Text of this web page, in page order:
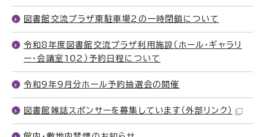
図書館交流プラザ東駐車場2の一時閉鎖について
令和8年度図書館交流プラザ利用施設（ホール・ギャラリ
ー・会議室102）予約日程について
令和9年9月分ホール予約抽選会の開催
図書館雑誌スポンサーを募集しています （外部リンク）